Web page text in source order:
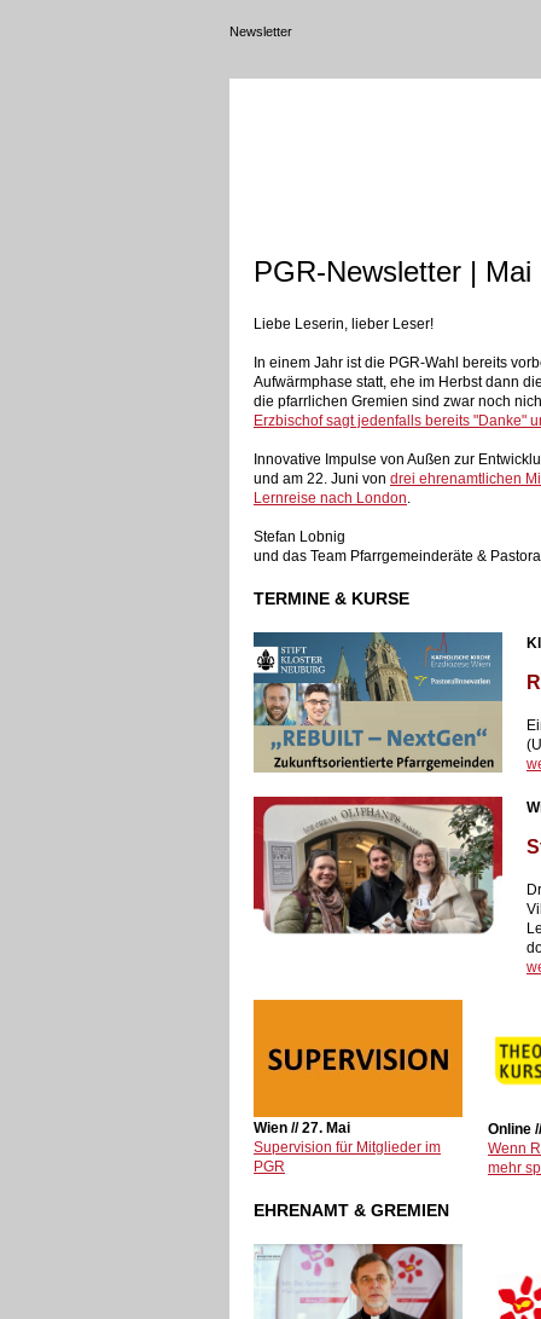
Newsletter
PGR-Newsletter | Mai
Liebe Leserin, lieber Leser!
In einem Jahr ist die PGR-Wahl bereits
Aufwärmphase statt, ehe im Herbst dann
die pfarrlichen Gremien sind zwar noch
Erzbischof sagt jedenfalls bereits "Danke"
Innovative Impulse von Außen zur
und am 22. Juni von drei ehrenamtlichen
Lernreise nach London.
Stefan Lobnig
und das Team Pfarrgemeinderäte &
TERMINE & KURSE
Wien // 27. Mai
Supervision für Mitglieder im
PGR
Online
Wenn
mehr
EHRENAMT & GREMIEN